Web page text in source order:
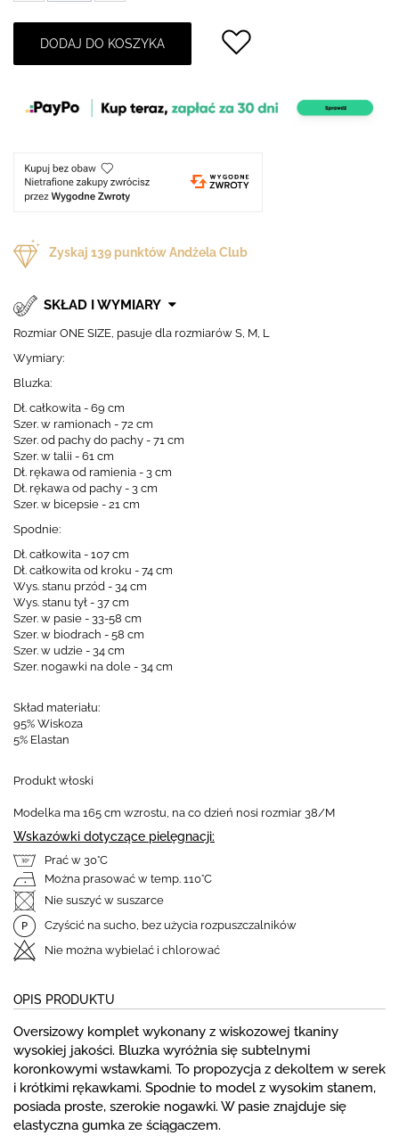
DODAJ DO KOSZYKA
Zyskaj 139 punktów Andżela Club
SKŁAD I WYMIARY
Rozmiar ONE SIZE, pasuje dla rozmiarów S, M, L
Wymiary:
Bluzka:
Dł. całkowita - 69 cm
Szer. w ramionach - 72 cm
Szer. od pachy do pachy - 71 cm
Szer. w talii - 61 cm
Dł. rękawa od ramienia - 3 cm
Dł. rękawa od pachy - 3 cm
Szer. w bicepsie - 21 cm
Spodnie:
Dł. całkowita - 107 cm
Dł. całkowita od kroku - 74 cm
Wys. stanu przód - 34 cm
Wys. stanu tył - 37 cm
Szer. w pasie - 33-58 cm
Szer. w biodrach - 58 cm
Szer. w udzie - 34 cm
Szer. nogawki na dole - 34 cm
Skład materiału:
95% Wiskoza
5% Elastan
Produkt włoski
Modelka ma 165 cm wzrostu, na co dzień nosi rozmiar 38/M
Wskazówki dotyczące pielęgnacji:
Prać w 30°C
Można prasować w temp. 110°C
Nie suszyć w suszarce
Czyścić na sucho, bez użycia rozpuszczalników
Nie można wybielać i chlorować
OPIS PRODUKTU
Oversizowy komplet wykonany z wiskozowej tkaniny
wysokiej jakości. Bluzka wyróżnia się subtelnymi
koronkowymi wstawkami. To propozycja z dekoltem w serek
i krótkimi rękawkami. Spodnie to model z wysokim stanem,
posiada proste, szerokie nogawki. W pasie znajduje się
elastyczna gumka ze ściągaczem.